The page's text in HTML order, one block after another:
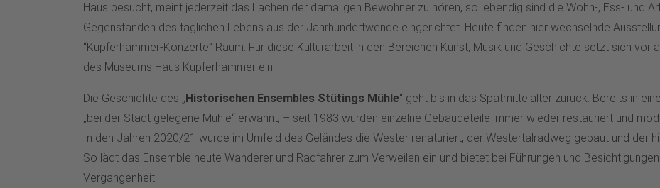
Haus besucht, meint jederzeit das Lachen der damaligen Bewohner zu hören, so lebendig sind die Wohn-, Ess- und
Gegenständen des täglichen Lebens aus der Jahrhundertwende eingerichtet. Heute finden hier wechselnde
“Kupferhammer-Konzerte” Raum. Für diese Kulturarbeit in den Bereichen Kunst, Musik und Geschichte setzt sich vor
des Museums Haus Kupferhammer ein.
Die Geschichte des „Historischen Ensembles Stütings Mühle“ geht bis in das Spätmittelalter zurück. Bereits in
„bei der Stadt gelegene Mühle“ erwähnt; – seit 1983 wurden einzelne Gebäudeteile immer wieder restauriert und
In den Jahren 2020/21 wurde im Umfeld des Geländes die Wester renaturiert, der Westertalradweg gebaut und der
So lädt das Ensemble heute Wanderer und Radfahrer zum Verweilen ein und bietet bei Führungen und
Vergangenheit.